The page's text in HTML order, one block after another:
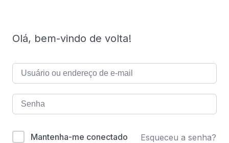
Olá, bem-vindo de volta!
Mantenha-me conectado Esqueceu a senha?